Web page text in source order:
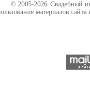
© 2005-2026 Свадебный
материалов